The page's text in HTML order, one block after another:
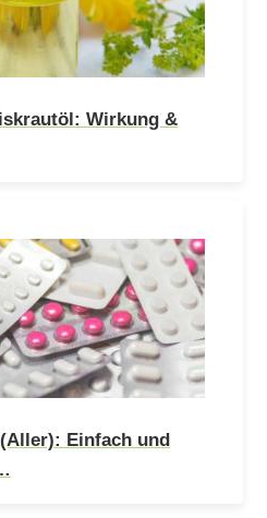
Wirkung &
Einfach und